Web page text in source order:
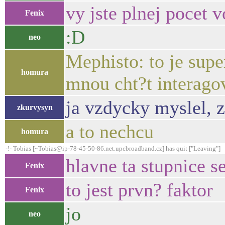
Fenix vy jste plnej pocet
neo :D
homura
Mephisto: to je
mnou cht?t
zkurvysyn ja vzdycky myslel,
homura a to nechcu
-!- Tobias [~Tobias@ip-78-45-50-86.net.upcbroadband.cz] has quit ["Leaving"]
Fenix hlavne ta stupnice
Fenix to jest prvn? faktor
neo jo